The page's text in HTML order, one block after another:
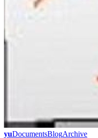
yuDocumentsBlogArchive